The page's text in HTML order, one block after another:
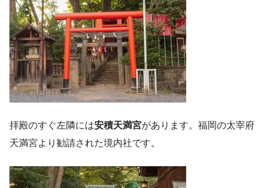
拝殿のすぐ左隣には安積天満宮があります。福岡の太宰府
天満宮より勧請された境内社です。